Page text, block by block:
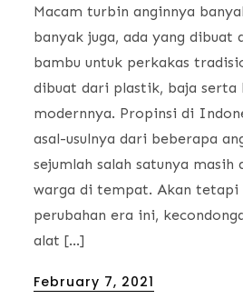
Macam turbin anginnya
banyak juga, ada yang dibuat
bambu untuk perkakas
dibuat dari plastik, baja serta
modernnya. Propinsi di
asal-usulnya dari beberapa
sejumlah salah satunya
warga di tempat. Akan tetapi
perubahan era ini,
alat […]
Posted
February 7, 2021